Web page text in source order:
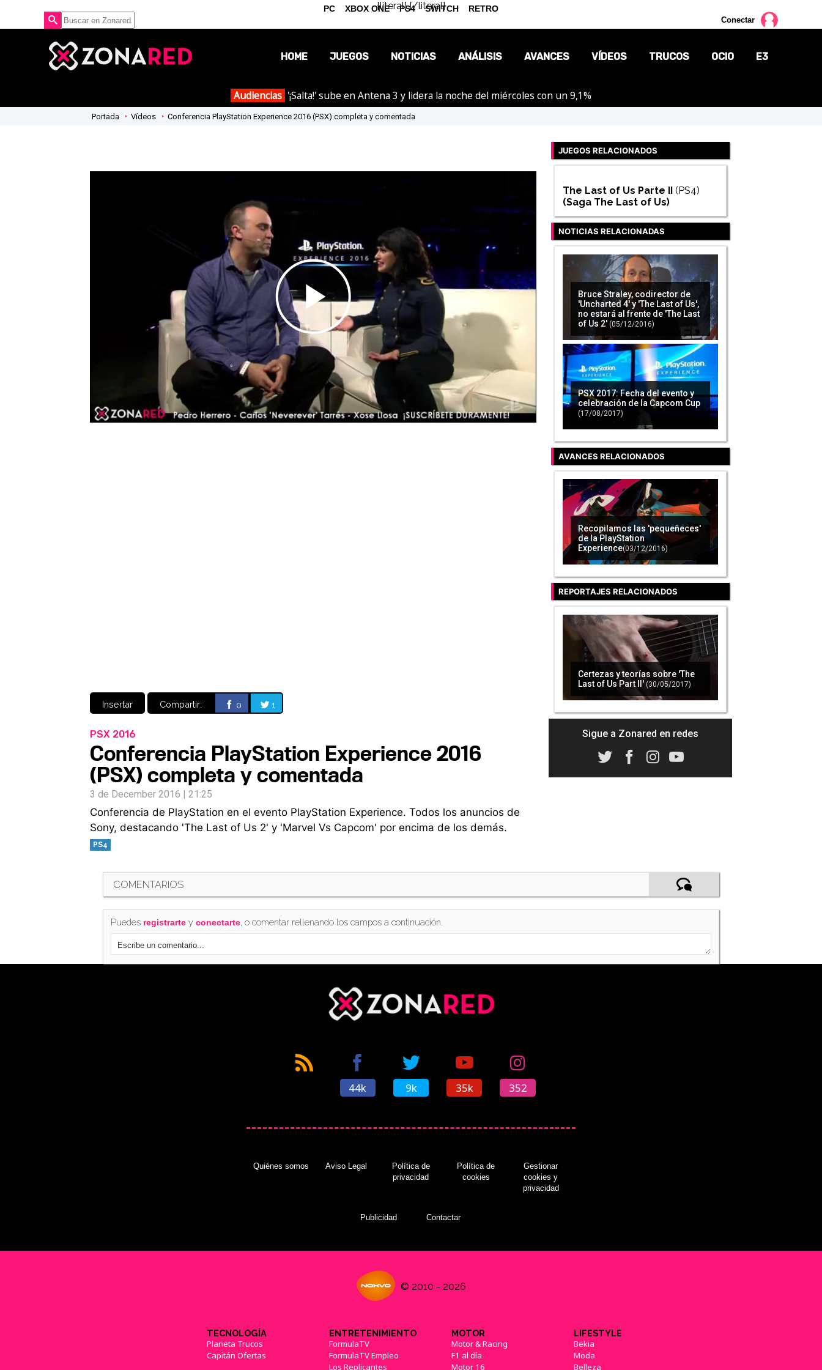
{literal}{/literal}
Conectar
HOME JUEGOS NOTICIAS
OPINIÓN
ANÁLISIS AVANCES VÍDEOS TRUCOS OCIO E3
Audiencias '¡Salta!' sube en Antena 3 y lidera la noche del miércoles con un 9,1%
Portada Vídeos Conferencia PlayStation Experience 2016 (PSX) completa y comentada
Play
Video
Insertar Compartir: 0 1
PSX 2016
Conferencia PlayStation Experience 2016
(PSX) completa y comentada
3 de December 2016 | 21:25
Conferencia de PlayStation en el evento PlayStation Experience. Todos los anuncios de
Sony, destacando 'The Last of Us 2' y 'Marvel Vs Capcom' por encima de los demás.
PS4
JUEGOS RELACIONADOS
The Last of Us Parte II
(PS4)
(Saga The Last of Us)
NOTICIAS RELACIONADAS
Bruce Straley, codirector de
'Uncharted 4' y 'The Last of Us',
no estará al frente de 'The Last
of Us 2' (05/12/2016)
PSX 2017: Fecha del evento y
celebración de la Capcom Cup
(17/08/2017)
AVANCES RELACIONADOS
Recopilamos las 'pequeñeces'
de la PlayStation
Experience(03/12/2016)
REPORTAJES RELACIONADOS
Certezas y teorías sobre 'The
Last of Us Part II' (30/05/2017)
Sigue a Zonared en redes
COMENTARIOS
Puedes registrartey conectarte, o comentar rellenando los campos a continuación.
PC XBOX ONE PS4 SWITCH RETRO
44k 9k 35k 352
Quiénes somos Aviso Legal
Política de
privacidad
Política de
cookies
Gestionar
cookies y
privacidad
Publicidad Contactar
© 2010 - 2026
TECNOLOGÍA
Planeta Trucos
Capitán Ofertas
ENTRETENIMIENTO
FormulaTV
FormulaTV Empleo
Los Replicantes
MOTOR
Motor & Racing
F1 al día
Motor 16
LIFESTYLE
Bekia
Moda
Belleza